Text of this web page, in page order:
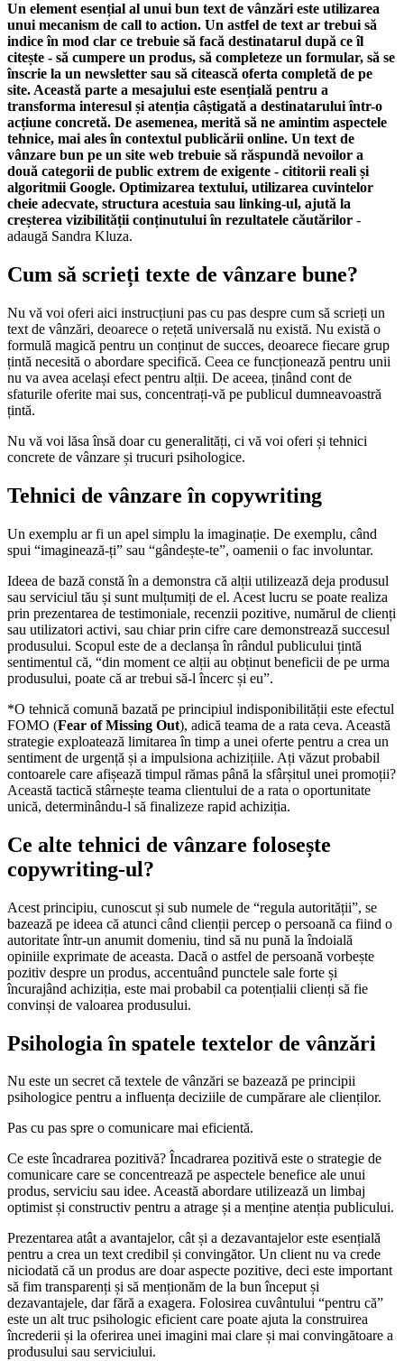
Un element esențial al unui bun text de vânzări este utilizarea
unui mecanism de call to action. Un astfel de text ar trebui să
indice în mod clar ce trebuie să facă destinatarul după ce îl
citește - să cumpere un produs, să completeze un formular, să se
înscrie la un newsletter sau să citească oferta completă de pe
site. Această parte a mesajului este esențială pentru a
transforma interesul și atenția câștigată a destinatarului într-o
acțiune concretă. De asemenea, merită să ne amintim aspectele
tehnice, mai ales în contextul publicării online. Un text de
vânzare bun pe un site web trebuie să răspundă nevoilor a
două categorii de public extrem de exigente - cititorii reali și
algoritmii Google. Optimizarea textului, utilizarea cuvintelor
cheie adecvate, structura acestuia sau linking-ul, ajută la
creșterea vizibilității conținutului în rezultatele căutărilor -
adaugă Sandra Kluza.
Cum să scrieți texte de vânzare bune?
Nu vă voi oferi aici instrucțiuni pas cu pas despre cum să scrieți un
text de vânzări, deoarece o rețetă universală nu există. Nu există o
formulă magică pentru un conținut de succes, deoarece fiecare grup
țintă necesită o abordare specifică. Ceea ce funcționează pentru unii
nu va avea același efect pentru alții. De aceea, ținând cont de
sfaturile oferite mai sus, concentrați-vă pe publicul dumneavoastră
țintă.
Nu vă voi lăsa însă doar cu generalități, ci vă voi oferi și tehnici
concrete de vânzare și trucuri psihologice.
Tehnici de vânzare în copywriting
Un exemplu ar fi un apel simplu la imaginație. De exemplu, când
spui “imaginează-ți” sau “gândește-te”, oamenii o fac involuntar.
Ideea de bază constă în a demonstra că alții utilizează deja produsul
sau serviciul tău și sunt mulțumiți de el. Acest lucru se poate realiza
prin prezentarea de testimoniale, recenzii pozitive, numărul de clienți
sau utilizatori activi, sau chiar prin cifre care demonstrează succesul
produsului. Scopul este de a declanșa în rândul publicului țintă
sentimentul că, “din moment ce alții au obținut beneficii de pe urma
produsului, poate că ar trebui să-l încerc și eu”.
*O tehnică comună bazată pe principiul indisponibilității este efectul
FOMO (Fear of Missing Out), adică teama de a rata ceva. Această
strategie exploatează limitarea în timp a unei oferte pentru a crea un
sentiment de urgență și a impulsiona achizițiile. Ați văzut probabil
contoarele care afișează timpul rămas până la sfârșitul unei promoții?
Această tactică stârnește teama clientului de a rata o oportunitate
unică, determinându-l să finalizeze rapid achiziția.
Ce alte tehnici de vânzare folosește
copywriting-ul?
Acest principiu, cunoscut și sub numele de “regula autorității”, se
bazează pe ideea că atunci când clienții percep o persoană ca fiind o
autoritate într-un anumit domeniu, tind să nu pună la îndoială
opiniile exprimate de aceasta. Dacă o astfel de persoană vorbește
pozitiv despre un produs, accentuând punctele sale forte și
încurajând achiziția, este mai probabil ca potențialii clienți să fie
convinși de valoarea produsului.
Psihologia în spatele textelor de vânzări
Nu este un secret că textele de vânzări se bazează pe principii
psihologice pentru a influența deciziile de cumpărare ale clienților.
Pas cu pas spre o comunicare mai eficientă.
Ce este încadrarea pozitivă? Încadrarea pozitivă este o strategie de
comunicare care se concentrează pe aspectele benefice ale unui
produs, serviciu sau idee. Această abordare utilizează un limbaj
optimist și constructiv pentru a atrage și a menține atenția publicului.
Prezentarea atât a avantajelor, cât și a dezavantajelor este esențială
pentru a crea un text credibil și convingător. Un client nu va crede
niciodată că un produs are doar aspecte pozitive, deci este important
să fim transparenți și să menționăm de la bun început și
dezavantajele, dar fără a exagera. Folosirea cuvântului “pentru că”
este un alt truc psihologic eficient care poate ajuta la construirea
încrederii și la oferirea unei imagini mai clare și mai convingătoare a
produsului sau serviciului.